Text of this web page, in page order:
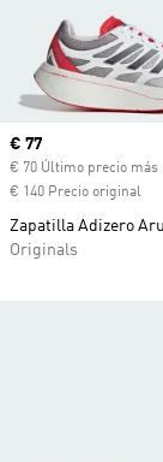
Precio actual
€ 77
€ 70 Último precio más
€ 140 Precio original
Zapatilla Adizero
Originals